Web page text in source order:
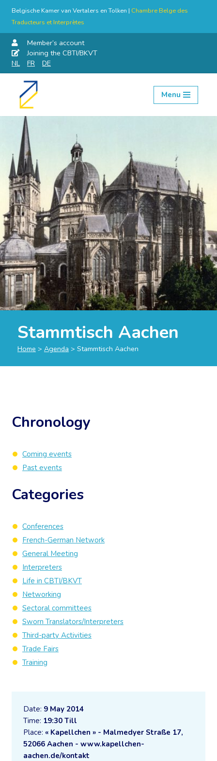
Belgische Kamer van Vertalers en Tolken | Chambre Belge des
Traducteurs et Interprètes
Member’s account
Joining the CBTI/BKVT
NL
FR DE
Skip
content
Menu
Stammtisch Aachen
Home > Agenda > Stammtisch Aachen
Date: 9 May 2014
Time: 19:30 Till
Place: « Kapellchen » - Malmedyer Straße 17,
52066 Aachen - www.kapellchen-
aachen.de/kontakt
Chronology
Coming events
Past events
Categories
Conferences
French-German Network
General Meeting
Interpreters
Life in CBTI/BKVT
Networking
Sectoral committees
Sworn Translators/Interpreters
Third-party Activities
Trade Fairs
Training